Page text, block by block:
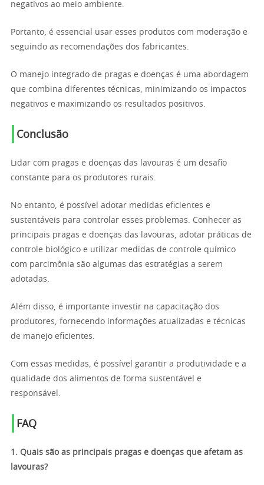
negativos ao meio ambiente.
Portanto, é essencial usar esses produtos com moderação e
seguindo as recomendações dos fabricantes.
O manejo integrado de pragas e doenças é uma abordagem
que combina diferentes técnicas, minimizando os impactos
negativos e maximizando os resultados positivos.
Conclusão
Lidar com pragas e doenças das lavouras é um desafio
constante para os produtores rurais.
No entanto, é possível adotar medidas eficientes e
sustentáveis ​​para controlar esses problemas. Conhecer as
principais pragas e doenças das lavouras, adotar práticas de
controle biológico e utilizar medidas de controle químico
com parcimônia são algumas das estratégias a serem
adotadas.
Além disso, é importante investir na capacitação dos
produtores, fornecendo informações atualizadas e técnicas
de manejo eficientes.
Com essas medidas, é possível garantir a produtividade e a
qualidade dos alimentos de forma sustentável e
responsável.
FAQ
1. Quais são as principais pragas e doenças que afetam as
lavouras?